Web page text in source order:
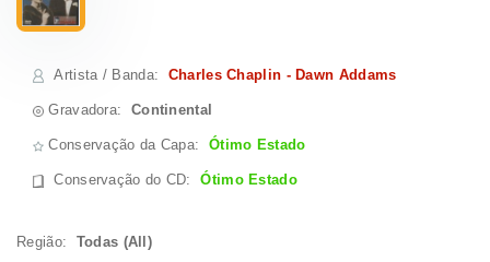
Artista / Banda: Charles Chaplin - Dawn Addams
Gravadora: Continental
Conservação da Capa: Ótimo Estado
Conservação do CD:Ótimo Estado
Região: Todas (All)